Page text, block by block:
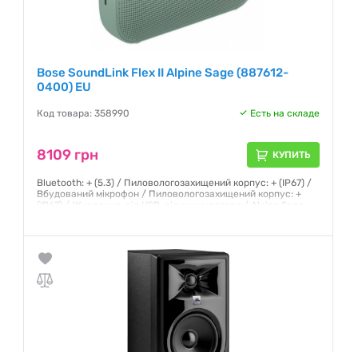
Bose SoundLink Flex II Alpine Sage (887612-
0400) EU
Код товара: 358990 Есть на складе
8109 грн КУПИТЬ
Bluetooth: + (5.3) / Пиловологозахищений корпус: + (IP67) /
Вбудований мікрофон / Пиловологозахищений корпус: +
(IP67) / Живлення: від USB, від акумулятора / Alpine Sage